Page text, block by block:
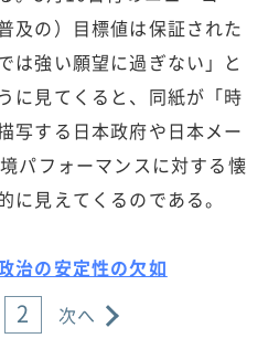
及の）目標値は保証された
は強い願望に過ぎない」と
に見てくると、同紙が「時
写する日本政府や日本メー
パフォーマンスに対する懐
に見えてくるのである。
治の安定性の欠如
2 次へ